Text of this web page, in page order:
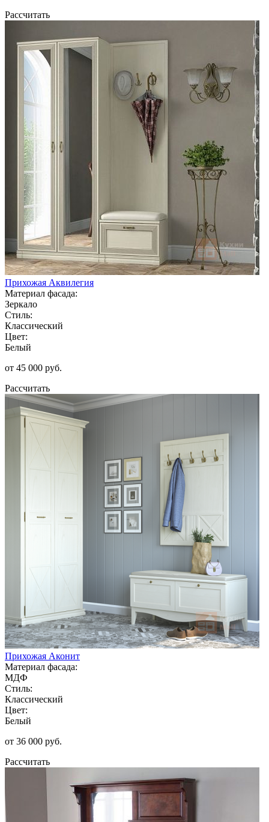
Рассчитать
Прихожая Аквилегия
Материал фасада:
Зеркало
Стиль:
Классический
Цвет:
Белый
от 45 000 руб.
Рассчитать
Прихожая Аконит
Материал фасада:
МДФ
Стиль:
Классический
Цвет:
Белый
от 36 000 руб.
Рассчитать